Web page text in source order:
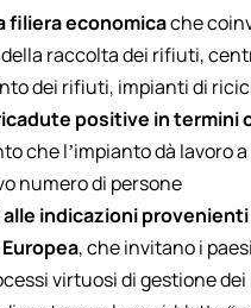
filiera economicache
raccolta dei rifiuti,
dei rifiuti, impianti di
positive in termini
che l’impianto dà lavoro
numero di persone
indicazioni provenienti
, che invitano i
virtuosi di gestione